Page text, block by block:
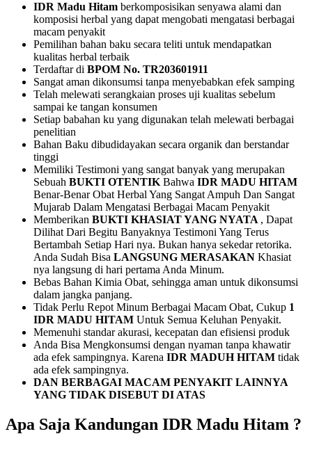
IDR Madu Hitam berkomposisikan senyawa alami dan
komposisi herbal yang dapat mengobati mengatasi berbagai
macam penyakit
Pemilihan bahan baku secara teliti untuk mendapatkan
kualitas herbal terbaik
Terdaftar di BPOM No. TR203601911
Sangat aman dikonsumsi tanpa menyebabkan efek samping
Telah melewati serangkaian proses uji kualitas sebelum
sampai ke tangan konsumen
Setiap babahan ku yang digunakan telah melewati berbagai
penelitian
Bahan Baku dibudidayakan secara organik dan berstandar
tinggi
Memiliki Testimoni yang sangat banyak yang merupakan
Sebuah BUKTI OTENTIK Bahwa IDR MADU HITAM
Benar-Benar Obat Herbal Yang Sangat Ampuh Dan Sangat
Mujarab Dalam Mengatasi Berbagai Macam Penyakit
Memberikan BUKTI KHASIAT YANG NYATA , Dapat
Dilihat Dari Begitu Banyaknya Testimoni Yang Terus
Bertambah Setiap Hari nya. Bukan hanya sekedar retorika.
Anda Sudah Bisa LANGSUNG MERASAKAN Khasiat
nya langsung di hari pertama Anda Minum.
Bebas Bahan Kimia Obat, sehingga aman untuk dikonsumsi
dalam jangka panjang.
Tidak Perlu Repot Minum Berbagai Macam Obat, Cukup 1
IDR MADU HITAM Untuk Semua Keluhan Penyakit.
Memenuhi standar akurasi, kecepatan dan efisiensi produk
Anda Bisa Mengkonsumsi dengan nyaman tanpa khawatir
ada efek sampingnya. Karena IDR MADUH HITAM tidak
ada efek sampingnya.
DAN BERBAGAI MACAM PENYAKIT LAINNYA
YANG TIDAK DISEBUT DI ATAS
Apa Saja Kandungan IDR Madu Hitam ?